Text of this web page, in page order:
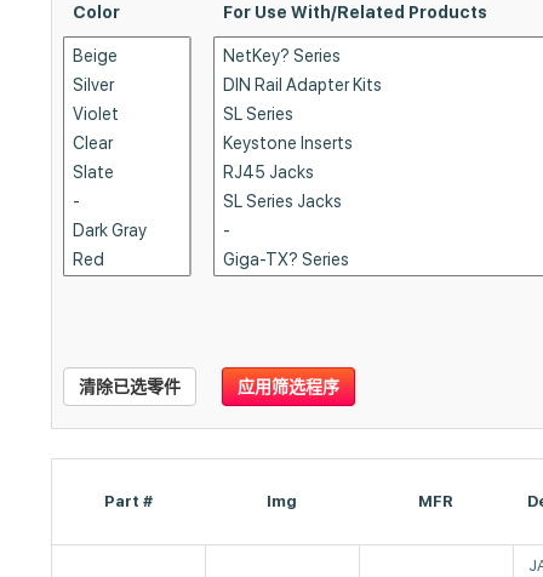
Color For Use With/Related Products
清除已选零件 应用筛选程序
Part # Img MFR